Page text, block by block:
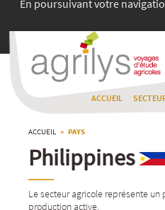
En poursuivant votre
ACCUEIL
ACCUEIL » PAYS
Philippines
Le secteur agricole représente
production active.